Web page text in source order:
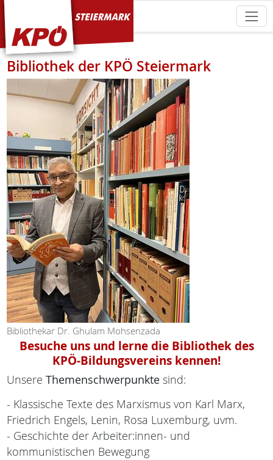
KPÖ Steiermark
Bibliothek der KPÖ Steiermark
Bibliothekar Dr. Ghulam Mohsenzada
Besuche uns und lerne die Bibliothek des
KPÖ-Bildungsvereins kennen!
Unsere Themenschwerpunkte sind:
- Klassische Texte des Marxismus von Karl Marx,
Friedrich Engels, Lenin, Rosa Luxemburg, uvm.
- Geschichte der Arbeiter:innen- und
kommunistischen Bewegung